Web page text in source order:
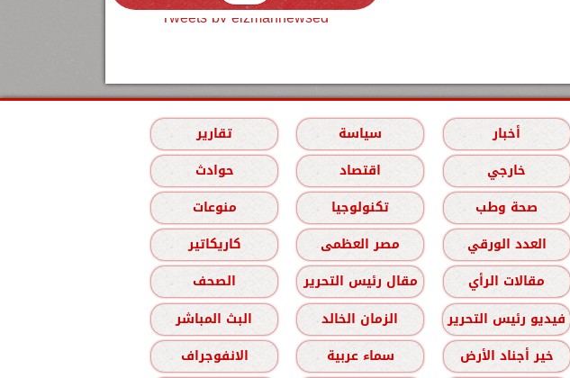
Tweets by elzmannewseg
أخبار سياسة
تقارير
خارجي اقتصاد
حوادث
صحة وطب تكنولوجيا
منوعات
العدد الورقي مصر العظمى
كاريكاتير
مقالات الرأي مقال رئيس التحرير
الصحف
فيديو رئيس التحرير الزمان الخالد
البث المباشر
خير أجناد الأرض سماء عربية الانفوجراف